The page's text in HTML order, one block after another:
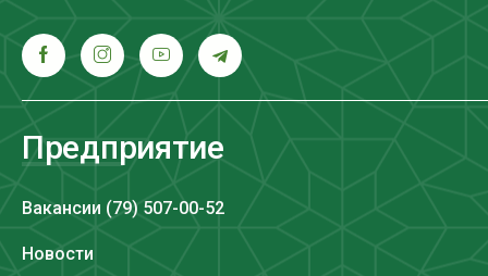
Предприятие
Вакансии (79) 507-00-52
Новости